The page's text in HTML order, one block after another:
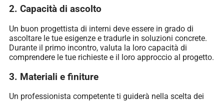
2. Capacità di ascolto
Un buon progettista di interni deve essere in grado di
ascoltare le tue esigenze e tradurle in soluzioni concrete.
Durante il primo incontro, valuta la loro capacità di
comprendere le tue richieste e il loro approccio al progetto.
3. Materiali e finiture
Un professionista competente ti guiderà nella scelta dei